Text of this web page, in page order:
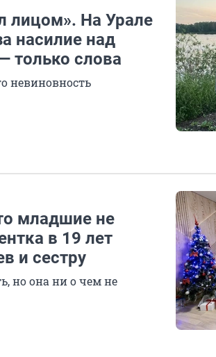
лицом». На Урале
насилие над
только слова
невиновность
младшие не
в 19 лет
и сестру
но она ни о чем не